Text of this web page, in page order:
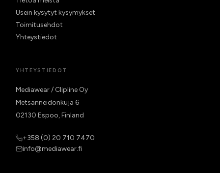
Usein kysytyt kysymykset
Toimitusehdot
Yhteystiedot
YHTEYSTIEDOT
Mediawear / Clipline Oy
Metsänneidonkuja 6
02130 Espoo, Finland
+358 (0) 20 710 7470
info@mediawear.fi